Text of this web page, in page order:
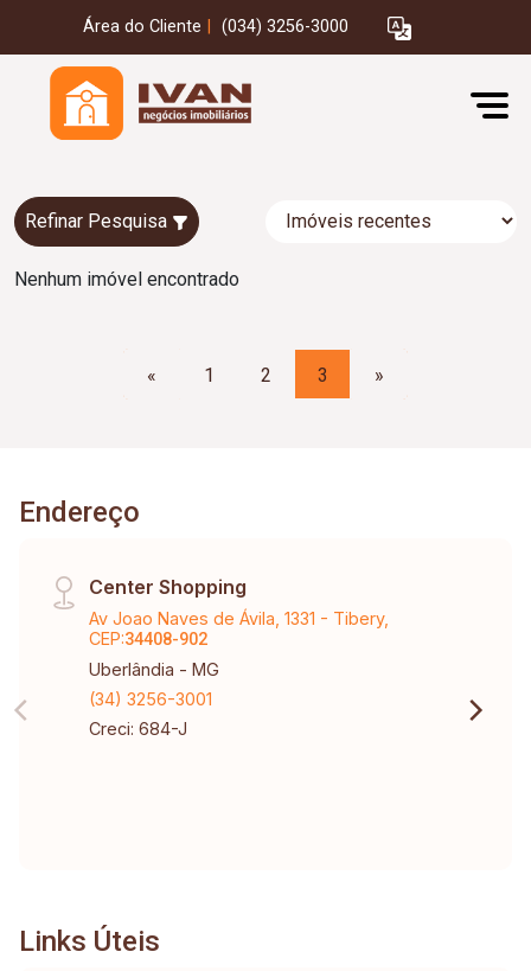
Área do Cliente (034) 3256-3000
Refinar Pesquisa
Nenhum imóvel encontrado
« 1 2 3 »
Endereço
Center Shopping
Av Joao Naves de Ávila, 1331 - Tibery,
CEP:34408-902
Uberlândia - MG
(34) 3256-3001
Creci: 684-J
Links Úteis